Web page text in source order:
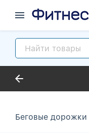
Беговые дорожки